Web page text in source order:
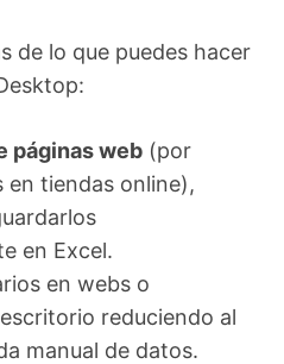
de lo que puedes hacer
páginas web (por
en tiendas online),
en Excel.
en webs o
reduciendo al
manual de datos.